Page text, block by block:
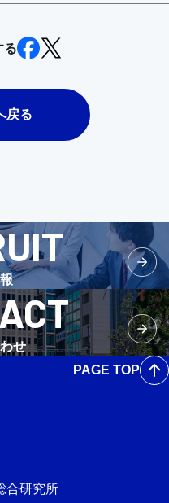
る
戻る
せ
PAGE TOP
合研究所